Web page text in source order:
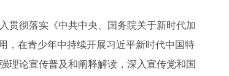
彻落实《中共中央、国务院关于新时代加
，在青少年中持续开展习近平新时代中国特
理论宣传普及和阐释解读，深入宣传党和国